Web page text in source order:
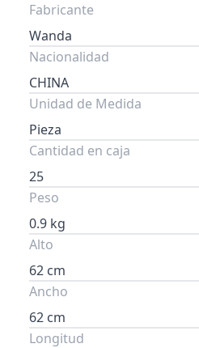
Fabricante
Wanda
Nacionalidad
CHINA
Unidad de Medida
Pieza
Cantidad en caja
25
Peso
0.9 kg
Alto
62 cm
Ancho
62 cm
Longitud